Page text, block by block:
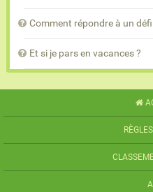
Comment répondre à un défi
Et si je pars en vacances ?